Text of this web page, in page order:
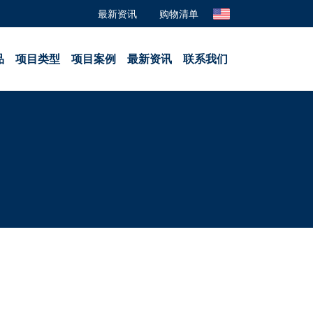
最新资讯 购物清单
项目类型 项目案例 最新资讯 联系我们